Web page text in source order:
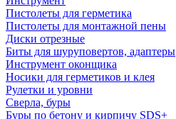
Пистолеты для герметика
Пистолеты для монтажной пены
Диски отрезные
Биты для шуруповертов, адаптеры
Инструмент оконщика
Носики для герметиков и клея
Рулетки и уровни
Сверла, буры
Буры по бетону и кирпичу SDS+